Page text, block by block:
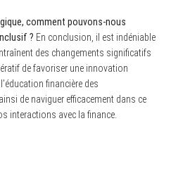
comment pouvons-nous
? En conclusion, il est indéniable
des changements significatifs
de favoriser une innovation
financière des
de naviguer efficacement dans ce
interactions avec la finance.